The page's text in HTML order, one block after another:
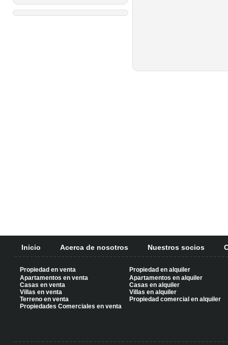
Inicio Acerca de nosotros Nuestros socios
Propiedad en venta
Apartamentos en venta
Casas en venta
Villas en venta
Terreno en venta
Propiedades Comerciales en venta
Propiedad en alquiler
Apartamentos en alquiler
Casas en alquiler
Villas en alquiler
Propiedad comercial en alquiler